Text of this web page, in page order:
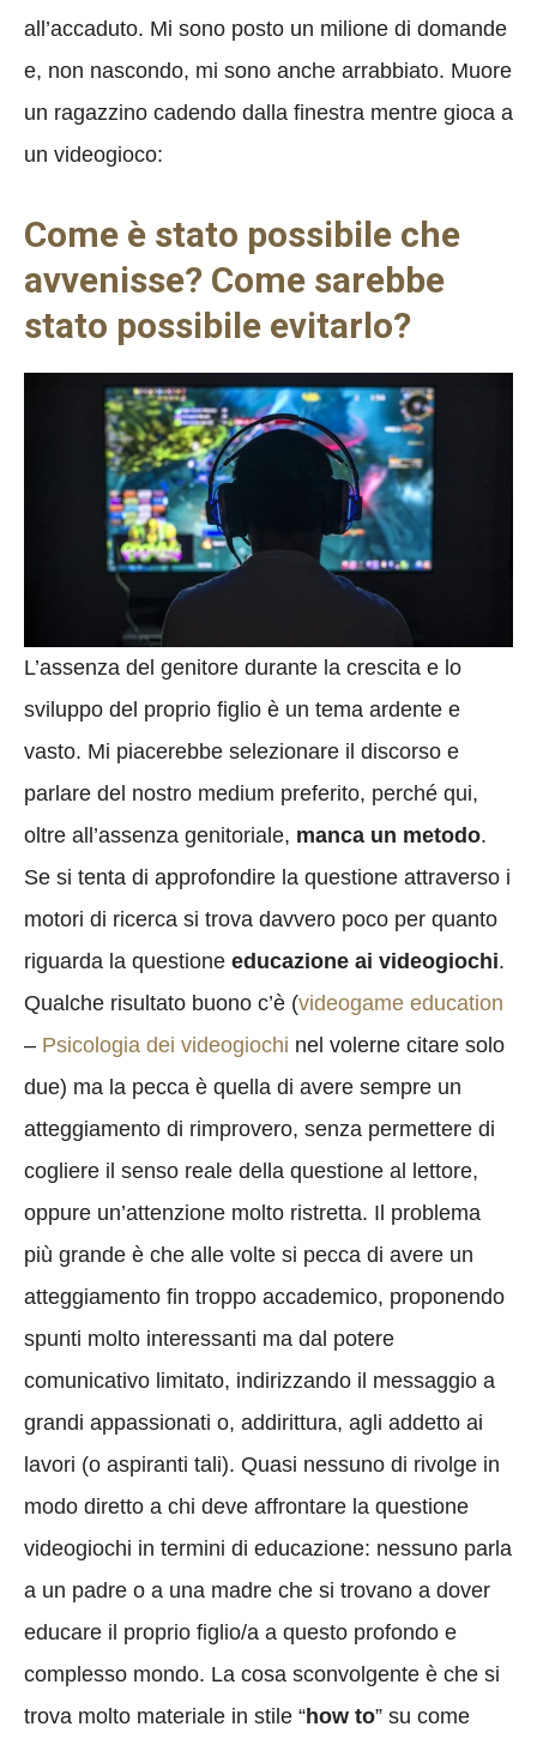
all’accaduto. Mi sono posto un milione di domande
e, non nascondo, mi sono anche arrabbiato. Muore
un ragazzino cadendo dalla finestra mentre gioca a
un videogioco:
Come è stato possibile che
avvenisse? Come sarebbe
stato possibile evitarlo?
L’assenza del genitore durante la crescita e lo
sviluppo del proprio figlio è un tema ardente e
vasto. Mi piacerebbe selezionare il discorso e
parlare del nostro medium preferito, perché qui,
oltre all’assenza genitoriale, manca un metodo.
Se si tenta di approfondire la questione attraverso i
motori di ricerca si trova davvero poco per quanto
riguarda la questione educazione ai videogiochi.
Qualche risultato buono c’è (videogame education
– Psicologia dei videogiochi nel volerne citare solo
due) ma la pecca è quella di avere sempre un
atteggiamento di rimprovero, senza permettere di
cogliere il senso reale della questione al lettore,
oppure un’attenzione molto ristretta. Il problema
più grande è che alle volte si pecca di avere un
atteggiamento fin troppo accademico, proponendo
spunti molto interessanti ma dal potere
comunicativo limitato, indirizzando il messaggio a
grandi appassionati o, addirittura, agli addetto ai
lavori (o aspiranti tali). Quasi nessuno di rivolge in
modo diretto a chi deve affrontare la questione
videogiochi in termini di educazione: nessuno parla
a un padre o a una madre che si trovano a dover
educare il proprio figlio/a a questo profondo e
complesso mondo. La cosa sconvolgente è che si
trova molto materiale in stile “how to” su come